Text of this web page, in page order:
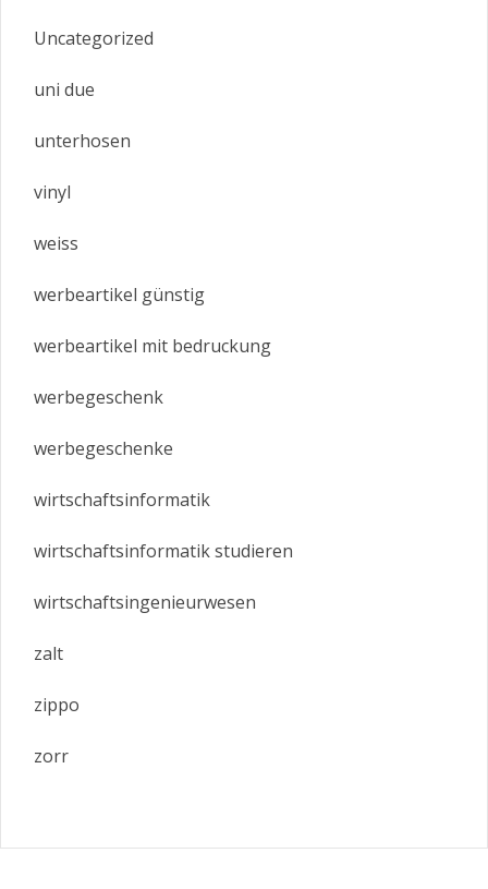
Uncategorized
uni due
unterhosen
vinyl
weiss
werbeartikel günstig
werbeartikel mit bedruckung
werbegeschenk
werbegeschenke
wirtschaftsinformatik
wirtschaftsinformatik studieren
wirtschaftsingenieurwesen
zalt
zippo
zorr